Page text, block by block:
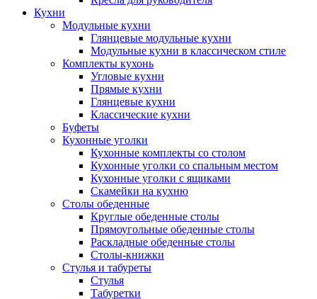
Кухни
Модульные кухни
Глянцевые модульные кухни
Модульные кухни в классическом стиле
Комплекты кухонь
Угловые кухни
Прямые кухни
Глянцевые кухни
Классические кухни
Буфеты
Кухонные уголки
Кухонные комплекты со столом
Кухонные уголки со спальным местом
Кухонные уголки с ящиками
Скамейки на кухню
Столы обеденные
Круглые обеденные столы
Прямоугольные обеденные столы
Раскладные обеденные столы
Столы-книжки
Стулья и табуреты
Стулья
Табуретки